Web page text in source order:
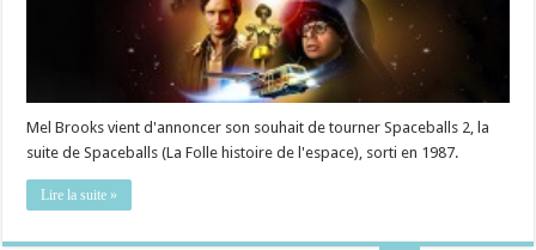
Mel Brooks vient d'annoncer son souhait de tourner Spaceballs 2, la
suite de Spaceballs (La Folle histoire de l'espace), sorti en 1987.
Lire la suite »